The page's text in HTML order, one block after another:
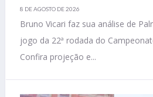
8 DE AGOSTO DE 2026
Bruno Vicari faz sua análise de
jogo da 22ª rodada do
Confira projeção e...